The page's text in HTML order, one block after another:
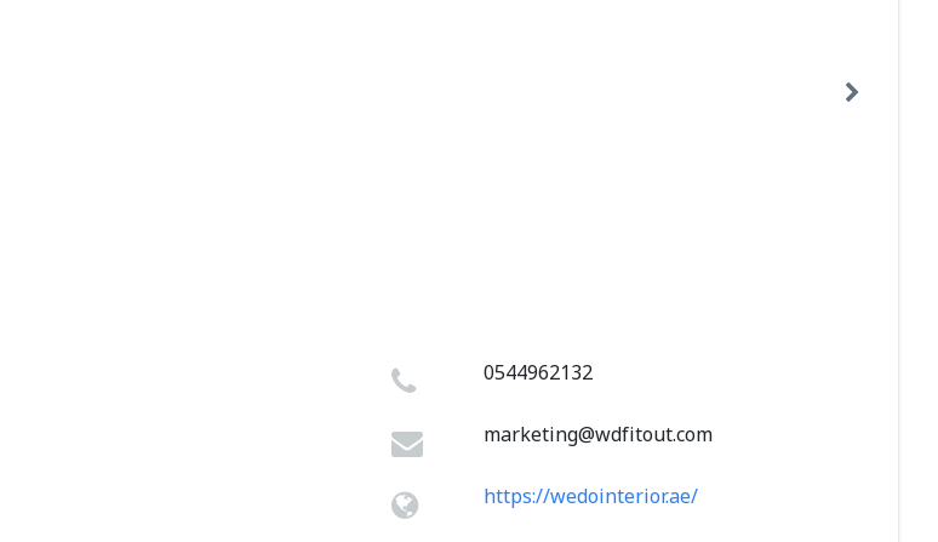
0544962132
marketing@wdfitout.com
https://wedointerior.ae/